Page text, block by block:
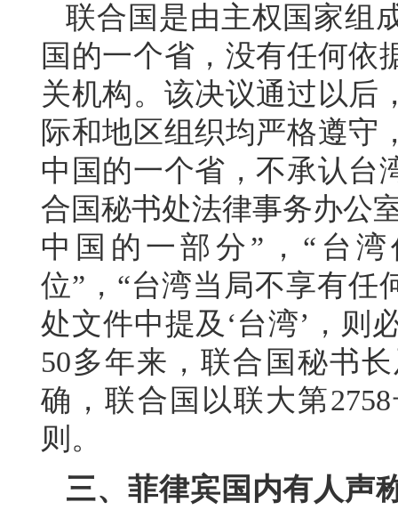
联合国是由主权国家组
国的一个省，没有任何依
关机构。该决议通过以后
际和地区组织均严格遵守
中国的一个省，不承认台
合国秘书处法律事务办公
中国的一部分”，“台
位”，“台湾当局不享有任
处文件中提及‘台湾’，则
50多年来，联合国秘书
确，联合国以联大第
则。
三、菲律宾国内有人声